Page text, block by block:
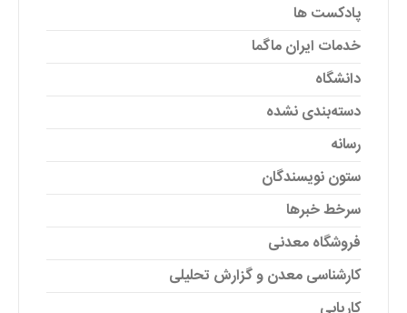
پادکست ها
خدمات ایران ماگما
دانشگاه
دسته‌بندی نشده
رسانه
ستون نویسندگان
سرخط خبرها
فروشگاه معدنی
کارشناسی معدن و گزارش تحلیلی